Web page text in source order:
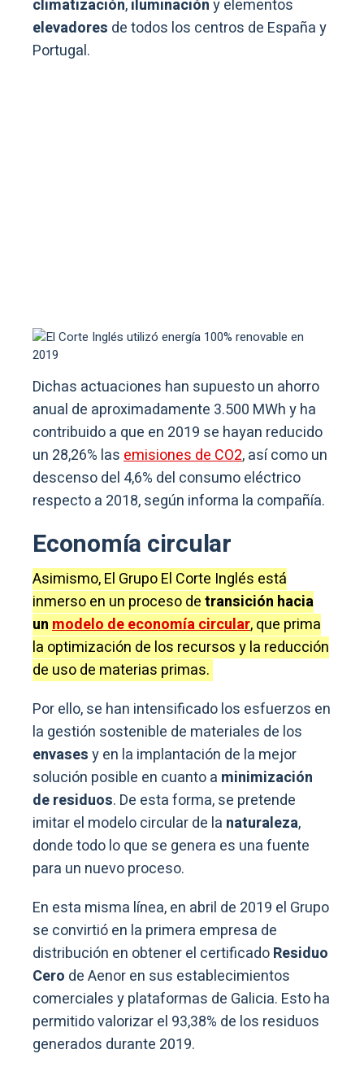
climatización,iluminacióny elementos
elevadores de todos los centros de España y
Portugal.
Dichas actuaciones han supuesto un ahorro
anual de aproximadamente 3.500 MWh y ha
contribuido a que en 2019 se hayan reducido
un 28,26% lasemisiones de CO2, así como un
descenso del 4,6% del consumo eléctrico
respecto a 2018, según informa la compañía.
Economía circular
Asimismo, El Grupo El Corte Inglés está
inmerso en un proceso detransición hacia
unmodelo de economía circular, que prima
la optimización de los recursos y la reducción
de uso de materias primas.
Por ello, se han intensificado los esfuerzos en
la gestión sostenible de materiales de los
envasesy en la implantación de la mejor
solución posible en cuanto a minimización
de residuos. De esta forma, se pretende
imitar el modelo circular de la naturaleza,
donde todo lo que se genera es una fuente
para un nuevo proceso.
En esta misma línea, en abril de 2019 el Grupo
se convirtió en la primera empresa de
distribución en obtener el certificadoResiduo
Cero de Aenor en sus establecimientos
comerciales y plataformas de Galicia. Esto ha
permitido valorizar el 93,38% de los residuos
generados durante 2019.